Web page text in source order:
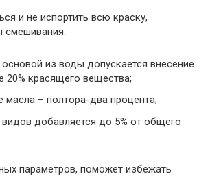
и не испортить всю краску,
смешивания:
из воды допускается внесение
20% красящего вещества;
масла – полтора-два процента;
добавляется до 5% от общего
параметров, поможет избежать